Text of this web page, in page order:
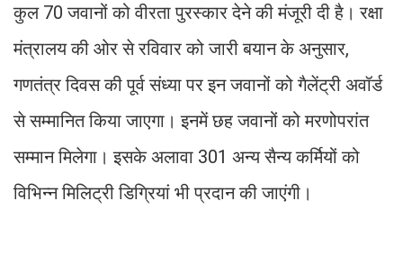
कुल 70 जवानों को वीरता पुरस्कार देने की मंजूरी दी है। रक्षा
मंत्रालय की ओर से रविवार को जारी बयान के अनुसार,
गणतंत्र दिवस की पूर्व संध्या पर इन जवानों को गैलेंट्री अवॉर्ड
से सम्मानित किया जाएगा। इनमें छह जवानों को मरणोपरांत
सम्मान मिलेगा। इसके अलावा 301 अन्य सैन्य कर्मियों को
विभिन्न मिलिट्री डिग्रियां भी प्रदान की जाएंगी।